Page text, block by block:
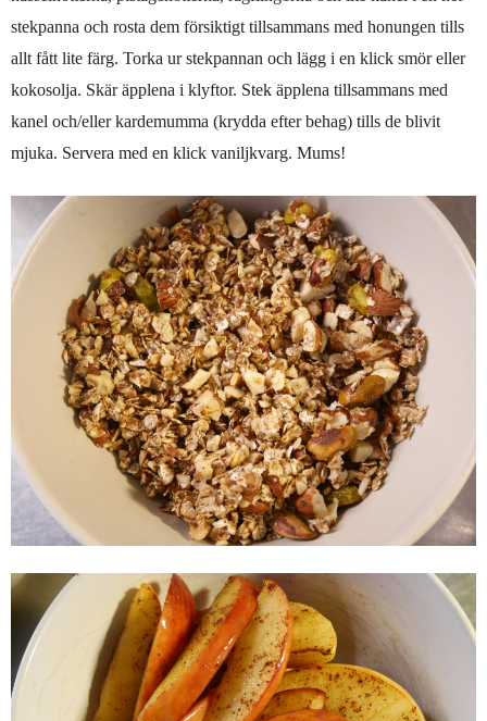
stekpanna och rosta dem försiktigt tillsammans med honungen tills
allt fått lite färg. Torka ur stekpannan och lägg i en klick smör eller
kokosolja. Skär äpplena i klyftor. Stek äpplena tillsammans med
kanel och/eller kardemumma (krydda efter behag) tills de blivit
mjuka. Servera med en klick vaniljkvarg. Mums!